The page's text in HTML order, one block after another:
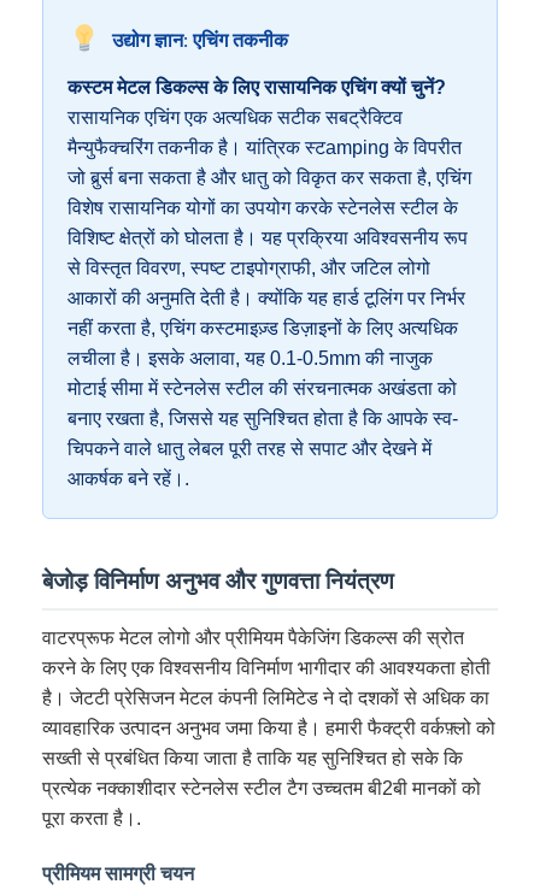
उद्योग ज्ञान: एचिंग तकनीक
कस्टम मेटल डिकल्स के लिए रासायनिक एचिंग क्यों चुनें?
रासायनिक एचिंग एक अत्यधिक सटीक सबट्रैक्टिव
मैन्युफैक्चरिंग तकनीक है। यांत्रिक स्टamping के विपरीत
जो बुर्र्स बना सकता है और धातु को विकृत कर सकता है, एचिंग
विशेष रासायनिक योगों का उपयोग करके स्टेनलेस स्टील के
विशिष्ट क्षेत्रों को घोलता है। यह प्रक्रिया अविश्वसनीय रूप
से विस्तृत विवरण, स्पष्ट टाइपोग्राफी, और जटिल लोगो
आकारों की अनुमति देती है। क्योंकि यह हार्ड टूलिंग पर निर्भर
नहीं करता है, एचिंग कस्टमाइज़्ड डिज़ाइनों के लिए अत्यधिक
लचीला है। इसके अलावा, यह 0.1-0.5mm की नाजुक
मोटाई सीमा में स्टेनलेस स्टील की संरचनात्मक अखंडता को
बनाए रखता है, जिससे यह सुनिश्चित होता है कि आपके स्व-
चिपकने वाले धातु लेबल पूरी तरह से सपाट और देखने में
आकर्षक बने रहें।.
बेजोड़ विनिर्माण अनुभव और गुणवत्ता नियंत्रण
वाटरप्रूफ मेटल लोगो और प्रीमियम पैकेजिंग डिकल्स की स्रोत
करने के लिए एक विश्वसनीय विनिर्माण भागीदार की आवश्यकता होती
है। जेटटी प्रेसिजन मेटल कंपनी लिमिटेड ने दो दशकों से अधिक का
व्यावहारिक उत्पादन अनुभव जमा किया है। हमारी फैक्ट्री वर्कफ़्लो को
सख्ती से प्रबंधित किया जाता है ताकि यह सुनिश्चित हो सके कि
प्रत्येक नक्काशीदार स्टेनलेस स्टील टैग उच्चतम बी2बी मानकों को
पूरा करता है।.
प्रीमियम सामग्री चयन